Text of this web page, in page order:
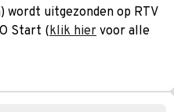
wordt uitgezonden op RTV
Start (klik hier voor alle